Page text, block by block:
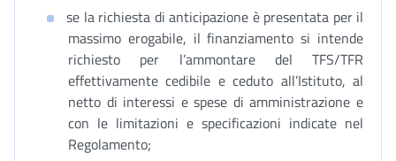
se la richiesta di anticipazione è presentata per il
massimo erogabile, il finanziamento si intende
richiesto per l’ammontare del TFS/TFR
effettivamente cedibile e ceduto all’Istituto, al
netto di interessi e spese di amministrazione e
con le limitazioni e specificazioni indicate nel
Regolamento;